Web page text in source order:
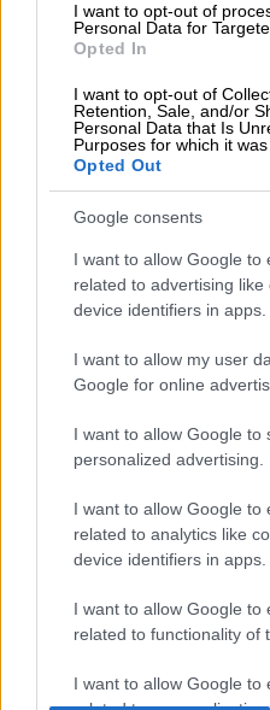
I want to opt-out of
Personal Data for
Opted In
I want to opt-out of
Retention, Sale, and/or
Personal Data that Is
Purposes for which it
Opted Out
Google consents
I want to allow Google to
related to advertising
device identifiers in apps.
I want to allow my user
Google for online
I want to allow Google to
personalized advertising.
I want to allow Google to
related to analytics like
device identifiers in apps.
I want to allow Google to
related to functionality of
I want to allow Google to
Τα σχολιά σας δημοσιεύονται
ΕΘΝΟΣ θα παρεμβαίνει και τα
διαγράφονται
Διαβάστε ακόμη
O
πλησίαζε τα
Εκείνος που
Ιστορίας!
Ελισάβετ
«Κάθε
είμαστε
Στον